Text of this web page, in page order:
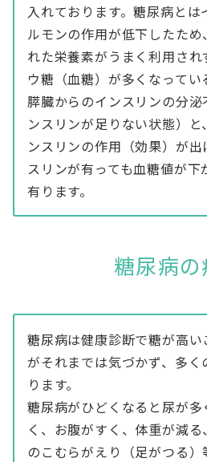
入れております。糖尿病と
ルモンの作用が低下したた
れた栄養素がうまく利用さ
ウ糖（血糖）が多くなってい
膵臓からのインスリンの分
ンスリンが足りない状態）
ンスリンの作用（効果）が
スリンが有っても血糖値が
有ります。
糖尿病
糖尿病は健康診断で糖が高
がそれまでは気づかず、多く
ります。
糖尿病がひどくなると尿が
く、お腹がすく、体重が減
のこむらがえり（足がつる）